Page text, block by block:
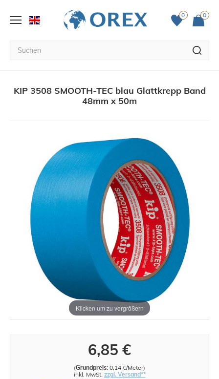
0 0
KIP 3508 SMOOTH-TEC blau Glattkrepp Band
48mm x 50m
Klicken um zu vergrößern
6,85 €
(Grundpreis: 0,14 €/Meter)
inkl. MwSt. zzgl. Versand**